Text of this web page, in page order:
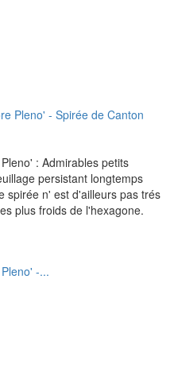
: Admirables petits
persistant longtemps
spirée n' est d'ailleurs pas trés
plus froids de l'hexagone.
-...